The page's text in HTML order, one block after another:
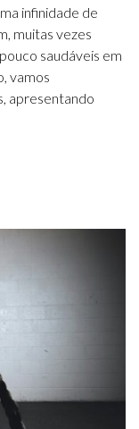
infinidade de
muitas vezes
saudáveis em
vamos
apresentando